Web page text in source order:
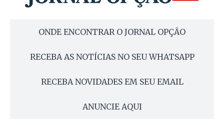
ONDE ENCONTRAR O JORNAL OPÇÃO
RECEBA AS NOTÍCIAS NO SEU WHATSAPP
RECEBA NOVIDADES EM SEU EMAIL
ANUNCIE AQUI